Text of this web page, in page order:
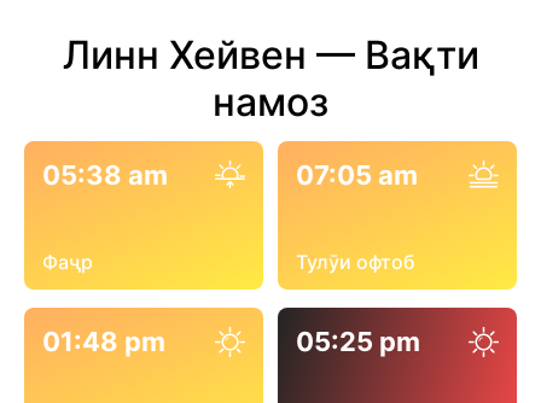
Линн Хейвен — Вақти
намоз
05:38 am
Фаҷр
07:05 am
Тулӯи офтоб
01:48 pm 05:25 pm